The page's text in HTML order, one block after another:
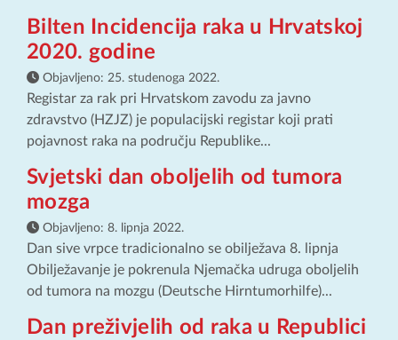
Bilten Incidencija raka u Hrvatskoj
2020. godine
Objavljeno: 25. studenoga 2022.
Registar za rak pri Hrvatskom zavodu za javno
zdravstvo (HZJZ) je populacijski registar koji prati
pojavnost raka na području Republike...
Svjetski dan oboljelih od tumora
mozga
Objavljeno: 8. lipnja 2022.
Dan sive vrpce tradicionalno se obilježava 8. lipnja
Obilježavanje je pokrenula Njemačka udruga oboljelih
od tumora na mozgu (Deutsche Hirntumorhilfe)...
Dan preživjelih od raka u Republici